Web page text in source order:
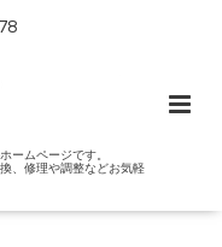
ームページです。
、修理や調整などお気軽